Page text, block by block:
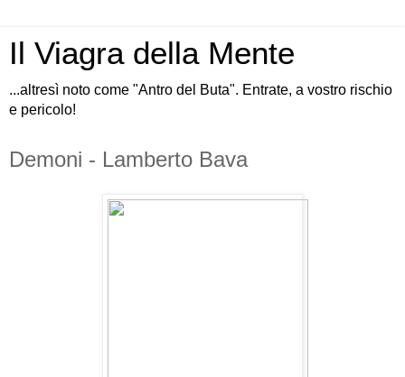
Il Viagra della Mente
...altresì noto come "Antro del Buta". Entrate, a vostro rischio
e pericolo!
Demoni - Lamberto Bava